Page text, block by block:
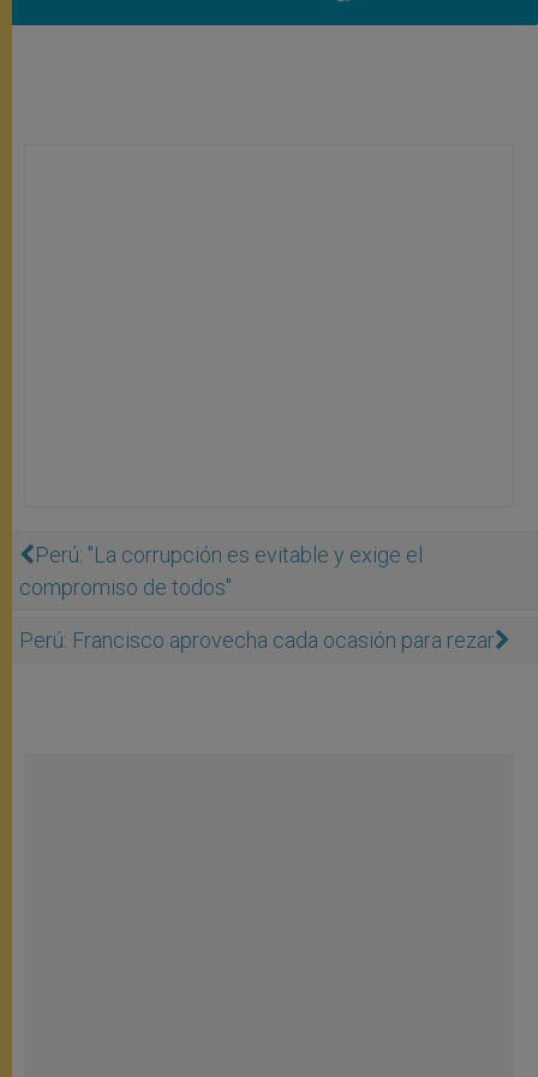
Perú: "La corrupción es evitable y exige el
compromiso de todos"
Perú: Francisco aprovecha cada ocasión para rezar